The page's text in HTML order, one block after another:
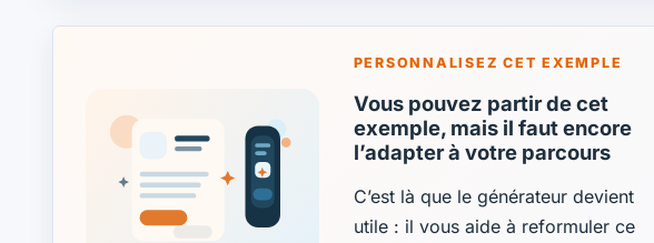
PERSONNALISEZ CET EXEMPLE
Vous pouvez partir de cet
exemple, mais il faut encore
l’adapter à votre parcours
C’est là que le générateur devient
utile : il vous aide à reformuler ce